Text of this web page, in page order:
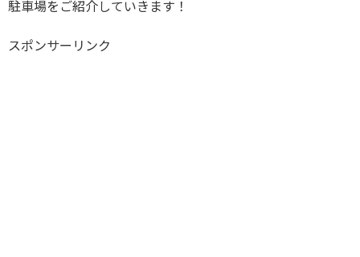
駐車場をご紹介していきます！
スポンサーリンク